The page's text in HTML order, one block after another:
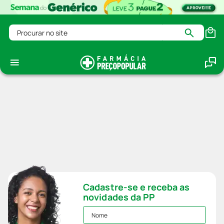
Procurar no site
Cadastre-se e receba as
novidades da PP